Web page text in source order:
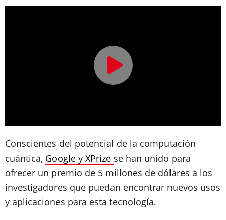
Conscientes del potencial de la computación
cuántica, Google y XPrize se han unido para
ofrecer un premio de 5 millones de dólares a los
investigadores que puedan encontrar nuevos usos
y aplicaciones para esta tecnología.